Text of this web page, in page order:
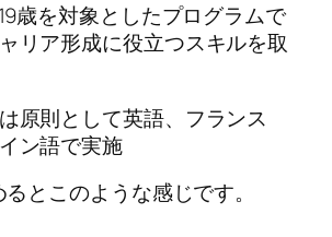
歳を対象としたプログラムで
リア形成に役立つスキルを取
原則として英語、フランス
ン語で実施
とこのような感じです。